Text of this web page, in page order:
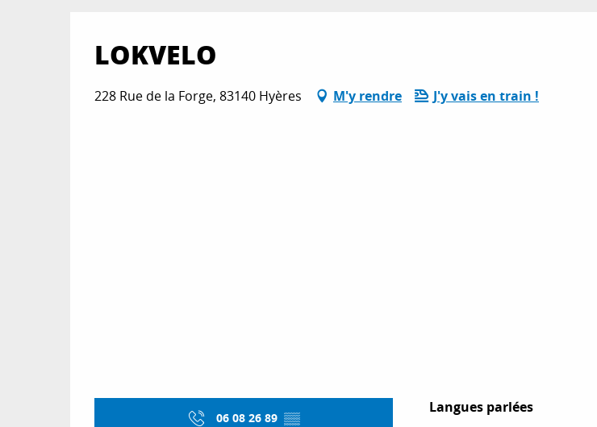
LOKVELO
228 Rue de la Forge, 83140 Hyères M'y rendre J'y vais en train !
06 08 26 89 ▒▒
Langues parlées
Langues parlées